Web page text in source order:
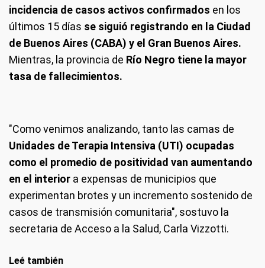
incidencia de casos activos confirmados en los
últimos 15 días se siguió registrando en la Ciudad
de Buenos Aires (CABA) y el Gran Buenos Aires.
Mientras, la provincia de Río Negro tiene la mayor
tasa de fallecimientos.
"Como venimos analizando, tanto las camas de
Unidades de Terapia Intensiva (UTI) ocupadas
como el promedio de positividad van aumentando
en el interior a expensas de municipios que
experimentan brotes y un incremento sostenido de
casos de transmisión comunitaria", sostuvo la
secretaria de Acceso a la Salud, Carla Vizzotti.
Leé también